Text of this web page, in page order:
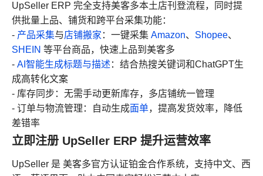
UpSeller ERP 完全支持美客多本土店刊登流程，同时提
供批量上品、铺货和跨平台采集功能：
- 产品采集与店铺搬家 ：一键采集 Amazon、 Shopee、
SHEIN 等平台商品，快速上品到美客多
- AI智能生成标题与描述：结合热搜关键词和ChatGPT生
成高转化文案
- 库存同步：无需手动更新库存，多店铺统一管理
- 订单与物流管理：自动生成面单，提高发货效率，降低
差错率
立即注册 UpSeller ERP 提升运营效率
UpSeller 是 美客多官方认证铂金合作系统，支持中文、西